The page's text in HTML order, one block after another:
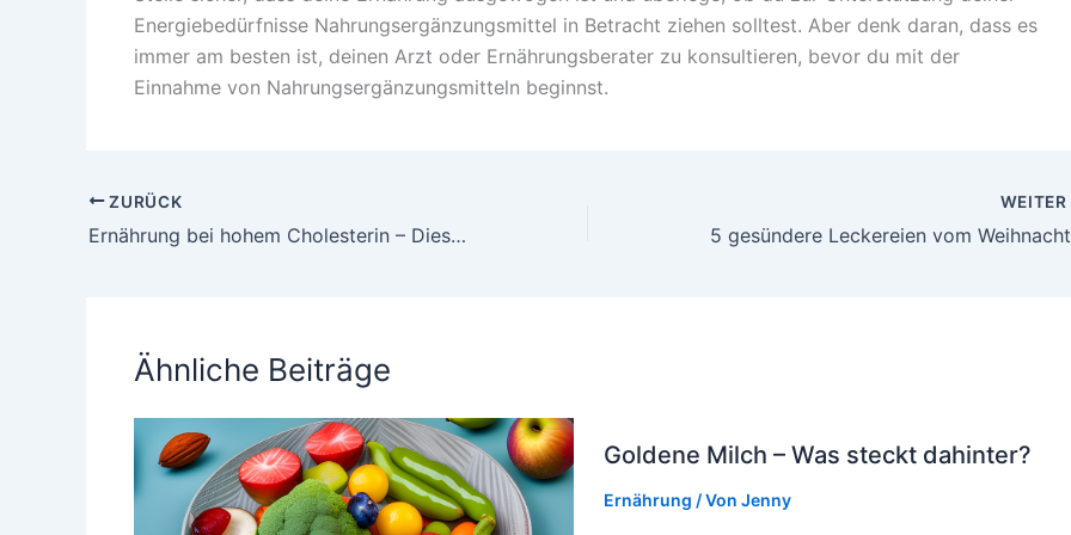
Energiebedürfnisse Nahrungsergänzungsmittel in Betracht ziehen solltest. Aber denk daran, dass es
immer am besten ist, deinen Arzt oder Ernährungsberater zu konsultieren, bevor du mit der
Einnahme von Nahrungsergänzungsmitteln beginnst.
ZURÜCK
Ernährung bei hohem Cholesterin – Diese Diät könnte helfen
WEITER
Ähnliche Beiträge
Goldene Milch – Was steckt dahinter?
Ernährung / Von Jenny